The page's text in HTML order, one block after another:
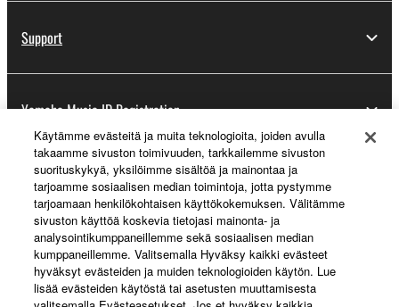
Support
Yamaha Music ID Registration
About Yamaha
Suomi - English
Business
Käytämme evästeitä ja muita teknologioita, joiden avulla
takaamme sivuston toimivuuden, tarkkailemme sivuston
suorituskykyä, yksilöimme sisältöä ja mainontaa ja
tarjoamme sosiaalisen median toimintoja, jotta pystymme
tarjoamaan henkilökohtaisen käyttökokemuksen. Välitämme
sivuston käyttöä koskevia tietojasi mainonta- ja
analysointikumppaneillemme sekä sosiaalisen median
kumppaneillemme. Valitsemalla Hyväksy kaikki evästeet
hyväksyt evästeiden ja muiden teknologioiden käytön. Lue
lisää evästeiden käytöstä tai asetusten muuttamisesta